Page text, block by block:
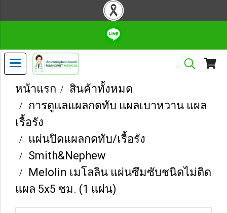
หน้าแรก
สินค้าทั้งหมด
การดูแลแผลกดทับ แผลเบาหวาน แผล
เรื้อรัง
แผ่นปิดแผลกดทับ/เรื้อรัง
Smith&Nephew
Melolin เมโลลิน แผ่นซึมซับชนิดไม่ติด
แผล 5x5 ซม. (1 แผ่น)